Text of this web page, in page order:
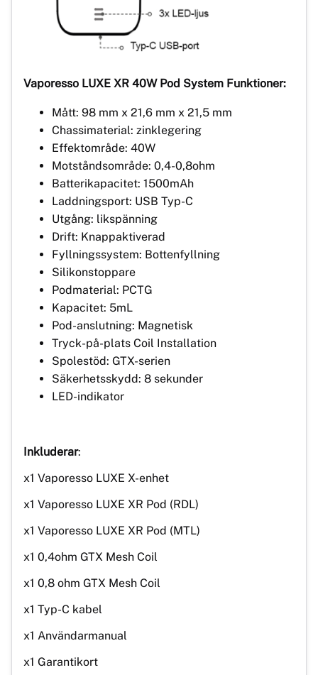
Vaporesso LUXE XR 40W Pod System Funktioner:
Mått: 98 mm x 21,6 mm x 21,5 mm
Chassimaterial: zinklegering
Effektområde: 40W
Motståndsområde: 0,4-0,8ohm
Batterikapacitet: 1500mAh
Laddningsport: USB Typ-C
Utgång: likspänning
Drift: Knappaktiverad
Fyllningssystem: Bottenfyllning
Silikonstoppare
Podmaterial: PCTG
Kapacitet: 5mL
Pod-anslutning: Magnetisk
Tryck-på-plats Coil Installation
Spolestöd: GTX-serien
Säkerhetsskydd: 8 sekunder
LED-indikator
Inkluderar:
x1 Vaporesso LUXE X-enhet
x1 Vaporesso LUXE XR Pod (RDL)
x1 Vaporesso LUXE XR Pod (MTL)
x1 0,4ohm GTX Mesh Coil
x1 0,8 ohm GTX Mesh Coil
x1 Typ-C kabel
x1 Användarmanual
x1 Garantikort